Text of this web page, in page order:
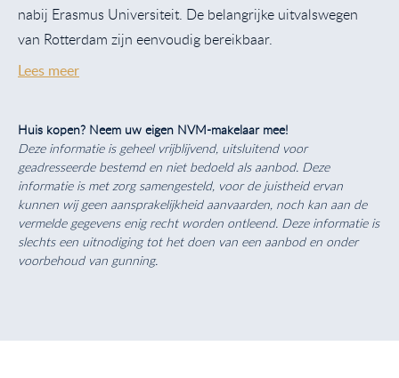
nabij Erasmus Universiteit. De belangrijke uitvalswegen
van Rotterdam zijn eenvoudig bereikbaar.
Lees meer
Huis kopen? Neem uw eigen NVM-makelaar mee!
Deze informatie is geheel vrijblijvend, uitsluitend voor
geadresseerde bestemd en niet bedoeld als aanbod. Deze
informatie is met zorg samengesteld, voor de juistheid ervan
kunnen wij geen aansprakelijkheid aanvaarden, noch kan aan de
vermelde gegevens enig recht worden ontleend. Deze informatie is
slechts een uitnodiging tot het doen van een aanbod en onder
voorbehoud van gunning.